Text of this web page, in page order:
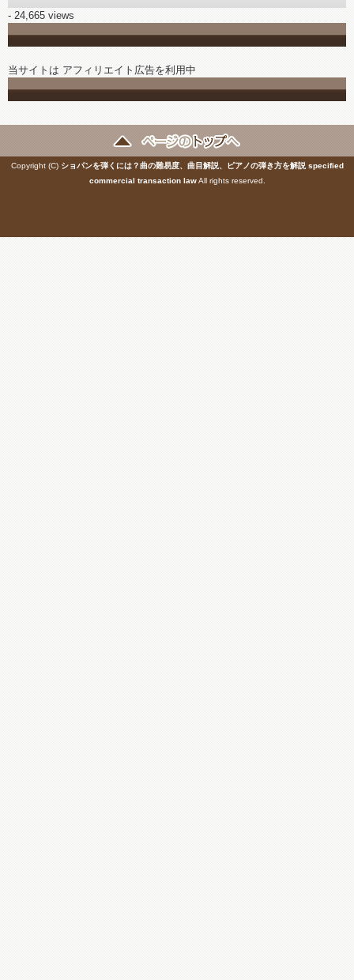
- 24,665 views
当サイトは アフィリエイト広告を利用中
Copyright (C) ショパンを弾くには？曲の難易度、曲目解説、ピアノの弾き方を解説 specified
commercial transaction lawAll rights reserved.